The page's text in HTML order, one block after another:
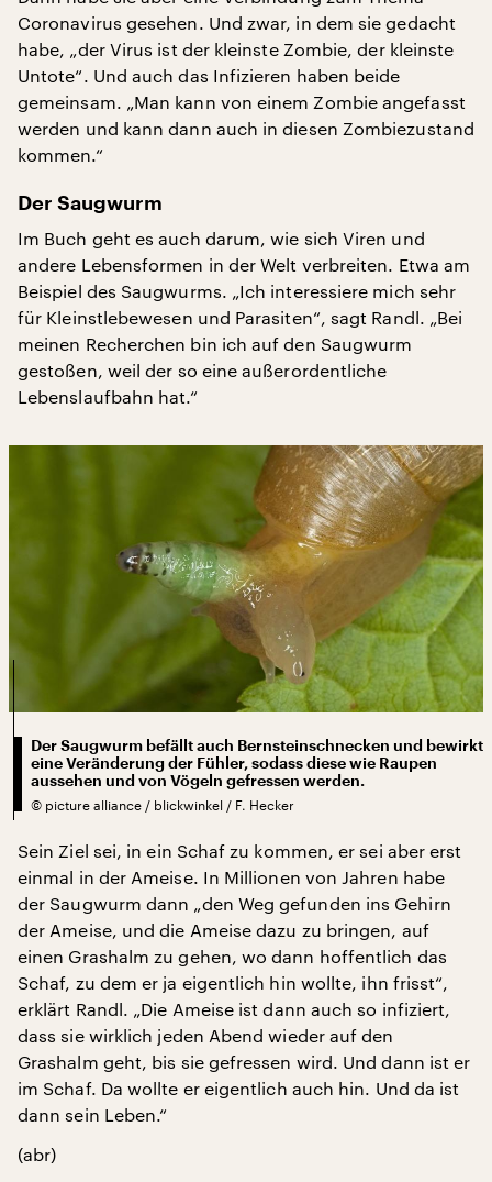
Coronavirus gesehen. Und zwar, in dem sie gedacht
habe, „der Virus ist der kleinste Zombie, der kleinste
Untote“. Und auch das Infizieren haben beide
gemeinsam. „Man kann von einem Zombie angefasst
werden und kann dann auch in diesen Zombiezustand
kommen.“
Der Saugwurm
Im Buch geht es auch darum, wie sich Viren und
andere Lebensformen in der Welt verbreiten. Etwa am
Beispiel des Saugwurms. „Ich interessiere mich sehr
für Kleinstlebewesen und Parasiten“, sagt Randl. „Bei
meinen Recherchen bin ich auf den Saugwurm
gestoßen, weil der so eine außerordentliche
Lebenslaufbahn hat.“
Der Saugwurm befällt auch Bernsteinschnecken und bewirkt
eine Veränderung der Fühler, sodass diese wie Raupen
aussehen und von Vögeln gefressen werden.
© picture alliance / blickwinkel / F. Hecker
Sein Ziel sei, in ein Schaf zu kommen, er sei aber erst
einmal in der Ameise. In Millionen von Jahren habe
der Saugwurm dann „den Weg gefunden ins Gehirn
der Ameise, und die Ameise dazu zu bringen, auf
einen Grashalm zu gehen, wo dann hoffentlich das
Schaf, zu dem er ja eigentlich hin wollte, ihn frisst“,
erklärt Randl. „Die Ameise ist dann auch so infiziert,
dass sie wirklich jeden Abend wieder auf den
Grashalm geht, bis sie gefressen wird. Und dann ist er
im Schaf. Da wollte er eigentlich auch hin. Und da ist
dann sein Leben.“
(abr)